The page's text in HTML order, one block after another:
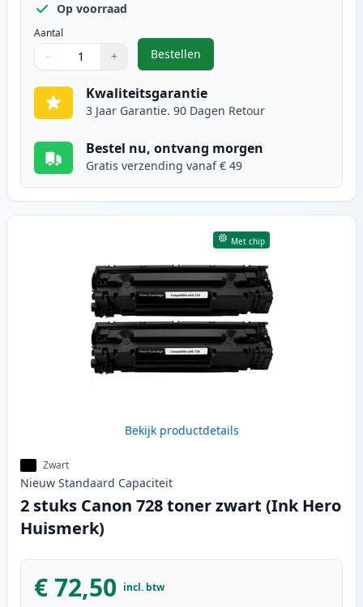
Op voorraad
Aantal
Gebruik de knoppen om aan te passen
− +
1
Bestellen
,5 stuks Canon 728 toner zwart
Kwaliteitsgarantie
3 Jaar Garantie. 90 Dagen Retour
Bestel nu, ontvang morgen
Gratis verzending vanaf € 49
Met chip
Bekijk productdetails
Zwart
Nieuw Standaard Capaciteit
2 stuks Canon 728 toner zwart (Ink Hero
Huismerk)
€ 72,50 incl. btw